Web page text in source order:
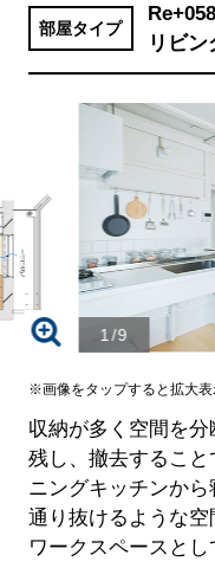
部屋タイプ
リビン
1/9
※画像をタップすると拡大
収納が多く空間を
残し、撤去するこ
ニングキッチンか
通り抜けるような
ワークスペースとし